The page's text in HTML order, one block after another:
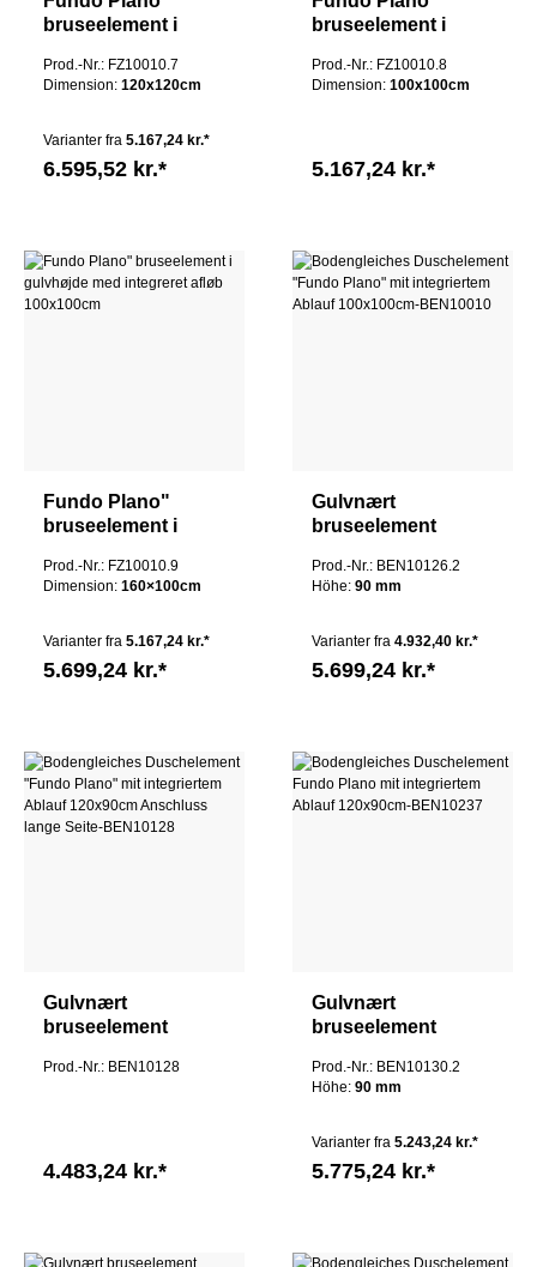
bruseelement i
integreret afløb
100x100cm
Prod.-Nr.: FZ10010.7
Dimension: 120x120cm
Varianter fra 5.167,24 kr.*
6.595,52 kr.*
bruseelement i
integreret afløb
100x100cm
Prod.-Nr.: FZ10010.8
Dimension: 100x100cm
5.167,24 kr.*
Fundo Plano"
bruseelement i
integreret afløb
100x100cm
Prod.-Nr.: FZ10010.9
Dimension: 160×100cm
Varianter fra 5.167,24 kr.*
5.699,24 kr.*
Gulvnært
bruseelement
integreret afløb
120x120x9cm
Prod.-Nr.: BEN10126.2
Höhe: 90 mm
Varianter fra 4.932,40 kr.*
5.699,24 kr.*
Gulvnært
bruseelement
integreret afløb
Prod.-Nr.: BEN10128
4.483,24 kr.*
Gulvnært
bruseelement
integreret afløb
160x100x9cm
Prod.-Nr.: BEN10130.2
Höhe: 90 mm
Varianter fra 5.243,24 kr.*
5.775,24 kr.*